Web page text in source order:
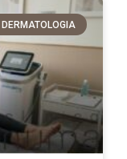
DERMATOLOGIA